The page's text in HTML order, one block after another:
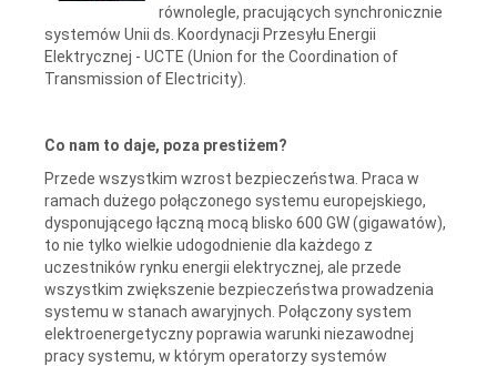
równolegle, pracujących synchronicznie
systemów Unii ds. Koordynacji Przesyłu Energii
Elektrycznej - UCTE (Union for the Coordination of
Transmission of Electricity).
Co nam to daje, poza prestiżem?
Przede wszystkim wzrost bezpieczeństwa. Praca w
ramach dużego połączonego systemu europejskiego,
dysponującego łączną mocą blisko 600 GW (gigawatów),
to nie tylko wielkie udogodnienie dla każdego z
uczestników rynku energii elektrycznej, ale przede
wszystkim zwiększenie bezpieczeństwa prowadzenia
systemu w stanach awaryjnych. Połączony system
elektroenergetyczny poprawia warunki niezawodnej
pracy systemu, w którym operatorzy systemów